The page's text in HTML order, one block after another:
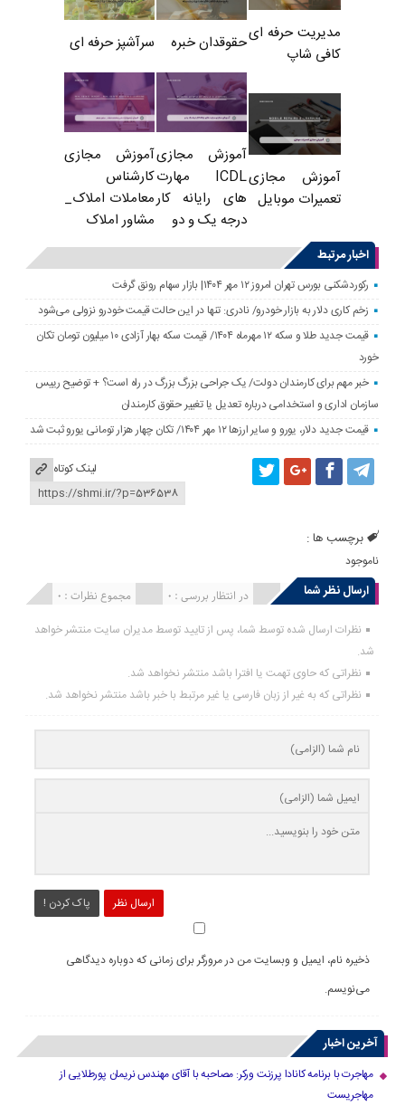
مدیریت حرفه ای
کافی شاپ
حقوقدان خبره سرآشپز حرفه ای
آموزش مجازی
تعمیرات موبایل
آموزش مجازی
ICDL مهارت
های رایانه کار
درجه یک و دو
آموزش مجازی
کارشناس
معاملات املاک_
مشاور املاک
اخبار مرتبط
رکوردشکنی بورس تهران امروز ۱۲ مهر ۱۴۰۴| بازار سهام رونق گرفت
زخم کاری دلار به بازار خودرو/ نادری: تنها در این حالت قیمت خودرو نزولی می‌شود
قیمت جدید طلا و سکه ۱۲ مهرماه ۱۴۰۴/ قیمت سکه بهار آزادی ۱۰ میلیون تومان تکان
خورد
خبر مهم برای کارمندان دولت/ یک جراحی بزرگ بزرگ در راه است؟ + توضیح رییس
سازمان اداری و استخدامی درباره تعدیل یا تغییر حقوق کارمندان
قیمت جدید دلار، یورو و سایر ارزها ۱۲ مهر ۱۴۰۴/ تکان چهار هزار تومانی یورو ثبت شد
لینک کوتاه
برچسب ها :
ناموجود
ارسال نظر شما مجموع نظرات : 0 در انتظار بررسی : 0 انتشار یافته : 0
نظرات ارسال شده توسط شما، پس از تایید توسط مدیران سایت منتشر خواهد
شد.
نظراتی که حاوی تهمت یا افترا باشد منتشر نخواهد شد.
نظراتی که به غیر از زبان فارسی یا غیر مرتبط با خبر باشد منتشر نخواهد شد.
ارسال نظر پاک کردن !
ذخیره نام، ایمیل و وبسایت من در مرورگر برای زمانی که دوباره دیدگاهی
می‌نویسم.
آخرین اخبار
مهاجرت با برنامه کانادا پرزنت ورکر: مصاحبه با آقای مهندس نریمان پورطلایی از
مهاجریست